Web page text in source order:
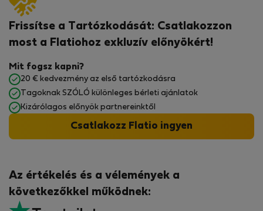
Az értékelés és a vélemények a
következőkkel működnek:
Frissítse a Tartózkodását: Csatlakozzon
most a Flatiohoz exkluzív előnyökért!
Mit fogsz kapni?
20 € kedvezmény az első tartózkodásra
Tagoknak SZÓLÓ különleges bérleti ajánlatok
Kizárólagos előnyök partnereinktől
Csatlakozz Flatio ingyen